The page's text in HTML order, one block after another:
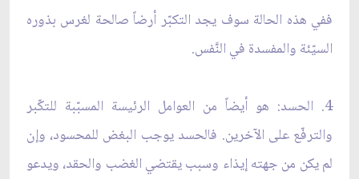
ففي هذه الحالة سوف يجد التكبّر أرضاً صالحة لغرس بذوره
السيّئة والمفسدة في النَّفس.
4. الحسد: هو أيضاً من العوامل الرئيسة المسبّبة للتكّبر
والترفّع على الآخرين. فالحسد يوجب البغض للمحسود، وإن
لم يكن من جهته إيذاء وسبب يقتضي الغضب والحقد، ويدعو